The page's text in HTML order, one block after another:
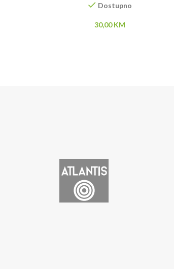
Dostupno
30,00KM